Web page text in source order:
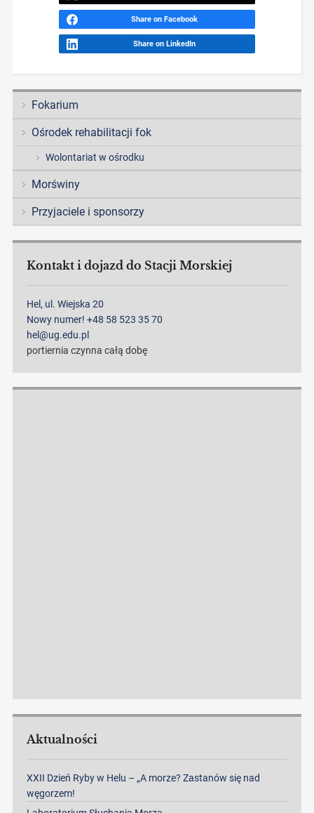
Fokarium
Ośrodek rehabilitacji fok
Wolontariat w ośrodku
Morświny
Przyjaciele i sponsorzy
Kontakt i dojazd do Stacji Morskiej
Hel, ul. Wiejska 20
Nowy numer! +48 58 523 35 70
hel@ug.edu.pl
portiernia czynna całą dobę
Share on Facebook
Share on LinkedIn
Aktualności
XXII Dzień Ryby w Helu – „A morze? Zastanów się nad
węgorzem!